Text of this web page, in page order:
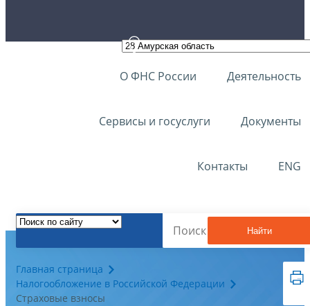
О ФНС России Деятельность
Сервисы и госуслуги Документы
Контакты ENG
Найти
Главная страница
Налогообложение в Российской Федерации
Страховые взносы